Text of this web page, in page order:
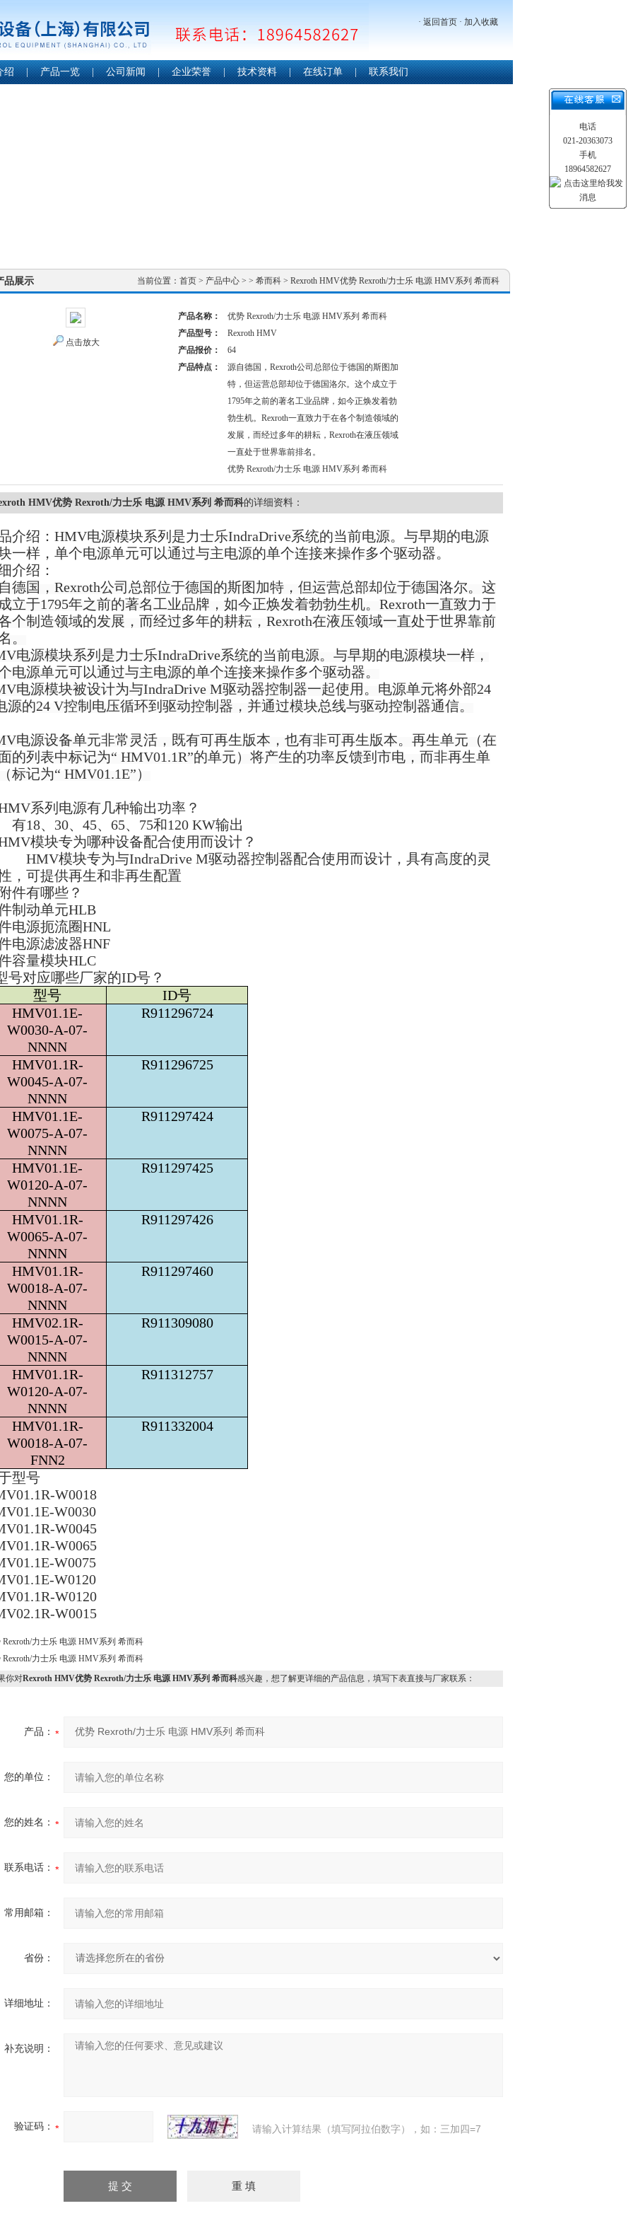
· 返回首页 · 加入收藏
绍 | 产品一览 | 公司新闻 | 企业荣誉 | 技术资料 | 在线订单 | 联系我们
品展示 当前位置： 首页 > 产品中心 > > 希而科 > Rexroth HMV优势 Rexroth/力士乐 电源 HMV系列 希而科
点击放大
产品名称：
优势 Rexroth/力士乐 电源 HMV系列 希而科
产品型号：
Rexroth HMV
产品报价：
64
产品特点：
源自德国，Rexroth公司总部位于德国的斯图加
特，但运营总部却位于德国洛尔。这个成立于
1795年之前的著名工业品牌，如今正焕发着勃
勃生机。Rexroth一直致力于在各个制造领域的
发展，而经过多年的耕耘，Rexroth在液压领域
一直处于世界靠前排名。
优势 Rexroth/力士乐 电源 HMV系列 希而科
HMV优势 Rexroth/力士乐 电源 HMV系列 希而科的详细资料：
介绍 ： HMV电源模块系列是力士乐IndraDrive系统的当前电源。与早期的电源
一样，单个电源单元可以通过与主电源的单个连接来操作多个驱动器。
介绍：
德国， Rexroth公司总部位于德国的斯图加特，但运营总部却位于德国洛尔。这
立于1795年之前的著名工业品牌，如今正焕发着勃勃生机。Rexroth一直致力于
个制造领域的发展，而经过多年的耕耘，Rexroth在液压领域一直处于世界靠前
。
电源模块系列是力士乐IndraDrive系统的当前电源。与早期的电源模块一样，
电源单元可以通过与主电源的单个连接来操作多个驱动器。
电源模块被设计为与IndraDrive M驱动器控制器一起使用。电源单元将外部24
源的24 V控制电压循环到驱动控制器，并通过模块总线与驱动控制器通信。
电源设备单元非常灵活，既有可再生版本，也有非可再生版本。再生单元（在
的列表中标记为“ HMV01.1R”的单元）将产生的功率反馈到市电，而非再生单
标记为“ HMV01.1E”）
系列电源有几种输出功率？
有18、30、45、65、75和120 KW输出
模块专为哪种设备配合使用而设计？
HMV模块专为与IndraDrive M驱动器控制器配合使用而设计，具有高度的灵
，可提供再生和非再生配置
件有哪些？
制动单元HLB
电源扼流圈HNL
电源滤波器HNF
容量模块HLC
号对应哪些厂家的ID号？
型号
ID号
HMV01.1E-
W0030-A-07-
NNNN
R911296724
HMV01.1R-
W0045-A-07-
NNNN
R911296725
HMV01.1E-
W0075-A-07-
NNNN
R911297424
HMV01.1E-
W0120-A-07-
NNNN
R911297425
HMV01.1R-
W0065-A-07-
NNNN
R911297426
HMV01.1R-
W0018-A-07-
NNNN
R911297460
HMV02.1R-
W0015-A-07-
NNNN
R911309080
HMV01.1R-
W0120-A-07-
NNNN
R911312757
HMV01.1R-
W0018-A-07-
FNN2
R911332004
型号
W0018
W0030
W0045
W0065
W0075
W0120
W0120
W0015
Rexroth/力士乐 电源 HMV系列 希而科
Rexroth/力士乐 电源 HMV系列 希而科
你对Rexroth HMV优势 Rexroth/力士乐 电源 HMV系列 希而科感兴趣，想了解更详细的产品信息，填写下表直接与厂家联系：
产品：
您的单位：
您的姓名：
联系电话：
常用邮箱：
省份：
详细地址：
补充说明：
验证码： 请输入计算结果（填写阿拉伯数字），如：三加四=7
电话
021-20363073
手机
18964582627